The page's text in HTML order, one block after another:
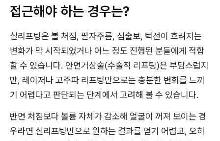
접근해야 하는 경우는?
실리프팅은 볼 처짐, 팔자주름, 심술보, 턱선이 흐려지는
변화가 막 시작되었거나 어느 정도 진행된 분들에게 적합
할 수 있습니다. 안면거상술(수술적 리프팅)은 부담스럽지
만, 레이저나 고주파 리프팅만으로는 충분한 변화를 느끼
기 어렵다고 판단되는 단계에서 고려해 볼 수 있습니다.
반면 처짐보다 볼륨 자체가 감소해 얼굴이 꺼져 보이는 경
우라면 실리프팅만으로 원하는 결과를 얻기 어렵고, 오히